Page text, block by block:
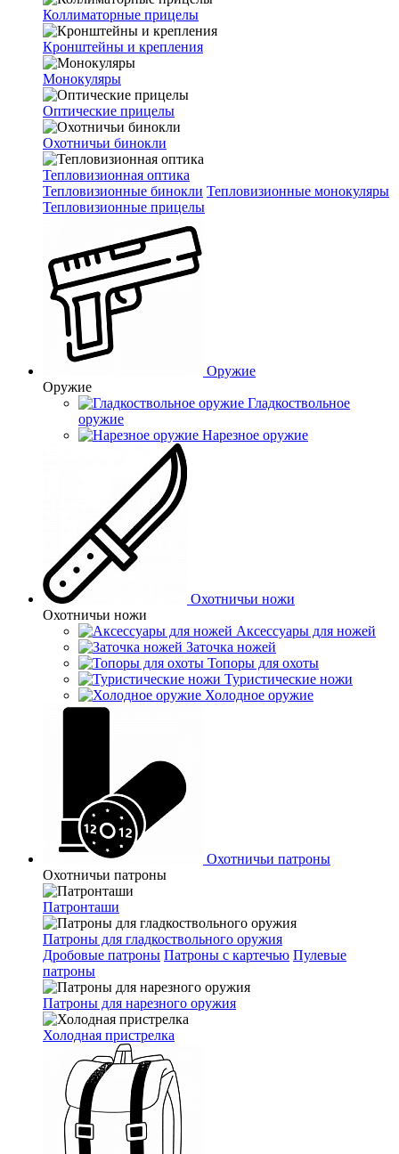
Коллиматорные прицелы
Кронштейны и крепления
Монокуляры
Оптические прицелы
Охотничьи бинокли
Тепловизионная оптика
Тепловизионные бинокли Тепловизионные монокуляры
Тепловизионные прицелы
Оружие
Оружие
Гладкоствольное
оружие
Нарезное оружие
Охотничьи ножи
Охотничьи ножи
Аксессуары для ножей
Заточка ножей
Топоры для охоты
Туристические ножи
Холодное оружие
Охотничьи патроны
Охотничьи патроны
Патронташи
Патроны для гладкоствольного оружия
Дробовые патроны Патроны с картечью Пулевые
патроны
Патроны для нарезного оружия
Холодная пристрелка